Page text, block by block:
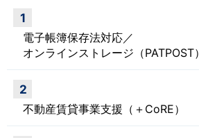
1
電子帳簿保存法対応／
オンラインストレージ（PATPOST）
2
不動産賃貸事業支援（＋CoRE）